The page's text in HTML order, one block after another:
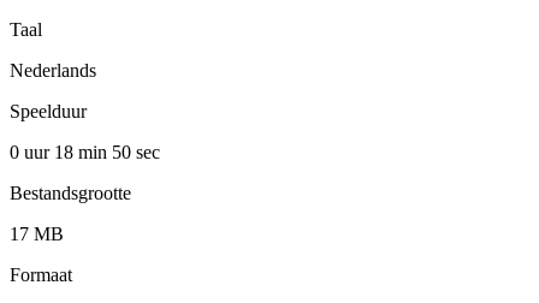
Taal
Nederlands
Speelduur
0 uur 18 min 50 sec
Bestandsgrootte
17 MB
Formaat